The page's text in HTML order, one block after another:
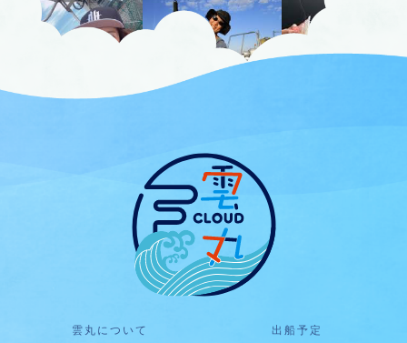
雲丸について 出船予定